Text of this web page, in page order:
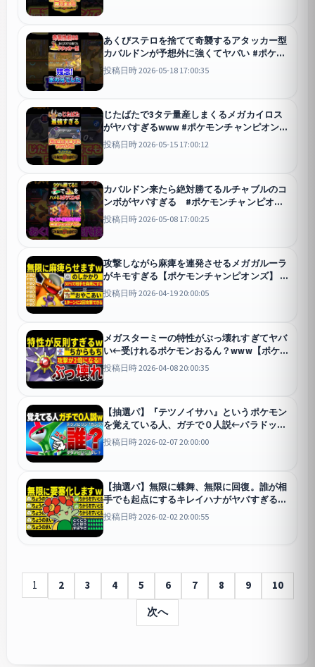
あくびステロを捨てて奇襲するアタッカー型
カバルドンが予想外に強くてヤバい #ポケモ
ンチャンピオンズ #ポケモン
投稿日時 2026-05-18 17:00:35
じたばたで3タテ量産しまくるメガカイロス
がヤバすぎるwww #ポケモンチャンピオンズ
#ポケモン
チャンピオンズ
投稿日時 2026-05-15 17:00:12
カバルドン来たら絶対勝てるルチャブルのコ
ンボがヤバすぎる #ポケモンチャンピオン
ズ #ポケモン
チャンピオンズ
投稿日時 2026-05-08 17:00:25
攻撃しながら麻痺を連発させるメガガルーラ
がキモすぎる【ポケモンチャンピオンズ】
チャンピオンズ
投稿日時 2026-04-19 20:00:05
メガスターミーの特性がぶっ壊れすぎてヤバ
い←受けれるポケモンおるん？www【ポケモ
ンチャンピオンズ】
チャンピオンズ
投稿日時 2026-04-08 20:00:35
【抽選パ】『テツノイサハ』というポケモン
を覚えている人、ガチで０人説←パラドック
スで一番存在感薄くね？ #74-1【ポケモンSV/
ポケモンスカーレットバイオレット】
投稿日時 2026-02-07 20:00:00
【抽選パ】無限に蝶舞、無限に回復。誰が相
手でも起点にするキレイハナがヤバすぎる
#72-1【ポケモンSV/ポケモンスカーレットバ
イオレット】
投稿日時 2026-02-02 20:00:55
1 2 3 4 5 6 7 8 9
10
次へ